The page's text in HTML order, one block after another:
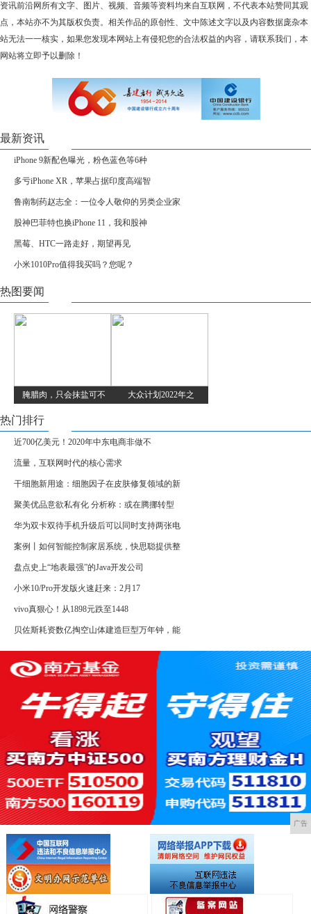
资讯前沿网所有文字、图片、视频、音频等资料均来自互联网，不代表本站赞同其观
点，本站亦不为其版权负责。相关作品的原创性、文中陈述文字以及内容数据庞杂本
站无法一一核实，如果您发现本网站上有侵犯您的合法权益的内容，请联系我们，本
网站将立即予以删除！
最新资讯
iPhone 9新配色曝光，粉色蓝色等6种
多亏iPhone XR，苹果占据印度高端智
鲁南制药赵志全：一位令人敬仰的另类企业家
股神巴菲特也换iPhone 11，我和股神
黑莓、HTC一路走好，期望再见
小米1010Pro值得我买吗？您呢？
热图要闻
腌腊肉，只会抹盐可不 大众计划2022年之
热门排行
近700亿美元！2020年中东电商非做不
流量，互联网时代的核心需求
干细胞新用途：细胞因子在皮肤修复领域的新
聚美优品意欲私有化 分析称：或在腾挪转型
华为双卡双待手机升级后可以同时支持两张电
案例丨如何智能控制家居系统，快思聪提供整
盘点史上“地表最强”的Java开发公司
小米10/Pro开发版火速赶来：2月17
vivo真狠心！从1898元跌至1448
贝佐斯耗资数亿掏空山体建造巨型万年钟，能
广告